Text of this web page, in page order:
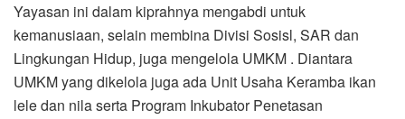
Yayasan ini dalam kiprahnya mengabdi untuk
kemanusiaan, selain membina Divisi Sosisl, SAR dan
Lingkungan Hidup, juga mengelola UMKM . Diantara
UMKM yang dikelola juga ada Unit Usaha Keramba ikan
lele dan nila serta Program Inkubator Penetasan